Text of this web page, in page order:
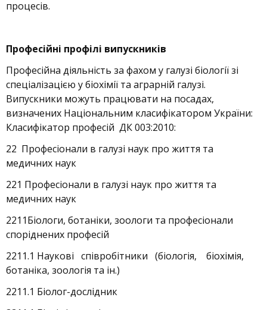
процесів.
Професійні профілі випускників
Професійна діяльність за фахом у галузі біології зі
спеціалізацією у біохімії та аграрній галузі.
Випускники можуть працювати на посадах,
визначених Національним класифікатором України:
Класифікатор професій ДК 003:2010:
22 Професіонали в галузі наук про життя та
медичних наук
221 Професіонали в галузі наук про життя та
медичних наук
2211Біологи, ботаніки, зоологи та професіонали
споріднених професій
2211.1 Наукові співробітники (біологія, біохімія,
ботаніка, зоологія та ін.)
2211.1 Біолог-дослідник